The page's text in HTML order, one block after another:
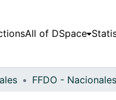
All of DSpace